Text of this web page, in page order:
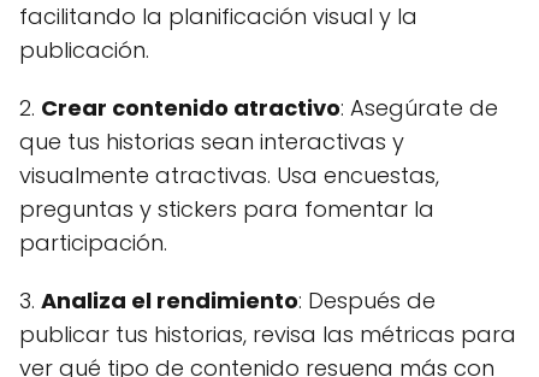
facilitando la planificación visual y la
publicación.
2. Crear contenido atractivo: Asegúrate de
que tus historias sean interactivas y
visualmente atractivas. Usa encuestas,
preguntas y stickers para fomentar la
participación.
3. Analiza el rendimiento: Después de
publicar tus historias, revisa las métricas para
ver qué tipo de contenido resuena más con